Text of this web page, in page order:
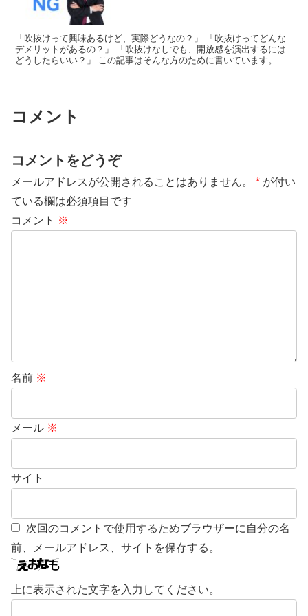
「吹抜けって興味あるけど、実際どうなの？」 「吹抜けってどんな
デメリットがあるの？」 「吹抜けなしでも、開放感を演出するには
どうしたらいい？」 この記事はそんな方のために書いています。 こ
コメント
コメントをどうぞ
メールアドレスが公開されることはありません。 * が付い
ている欄は必須項目です
コメント ※
名前 ※
メール ※
サイト
次回のコメントで使用するためブラウザーに自分の名
前、メールアドレス、サイトを保存する。
上に表示された文字を入力してください。